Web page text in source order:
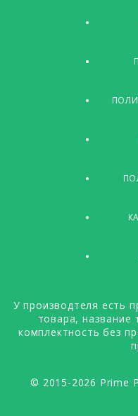
У производтеля есть
товара, название
комплектность без
© 2015-2026 Prime